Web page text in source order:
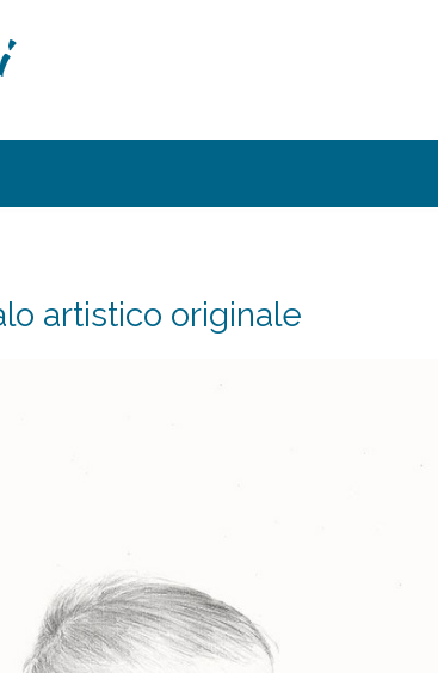
artistico originale